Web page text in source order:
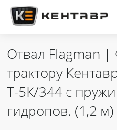
Отвал Flagman |
трактору
Т-5К/344 с
гидропов. (1,2 м)